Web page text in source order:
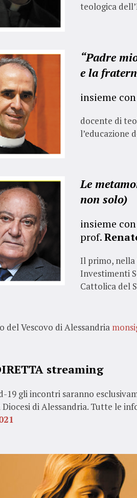
teologica
“Padre
e la
insieme
docente di
l’educazione
Le
non solo)
insieme
prof.
Il primo, nella
Investimenti
Cattolica del
del Vescovo di Alessandria
streaming
gli incontri saranno
di Alessandria. Tutte le